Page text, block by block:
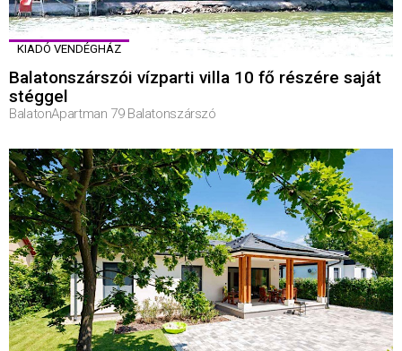
KIADÓ VENDÉGHÁZ
Balatonszárszói vízparti villa 10 fő részére saját
stéggel
BalatonApartman 79 Balatonszárszó